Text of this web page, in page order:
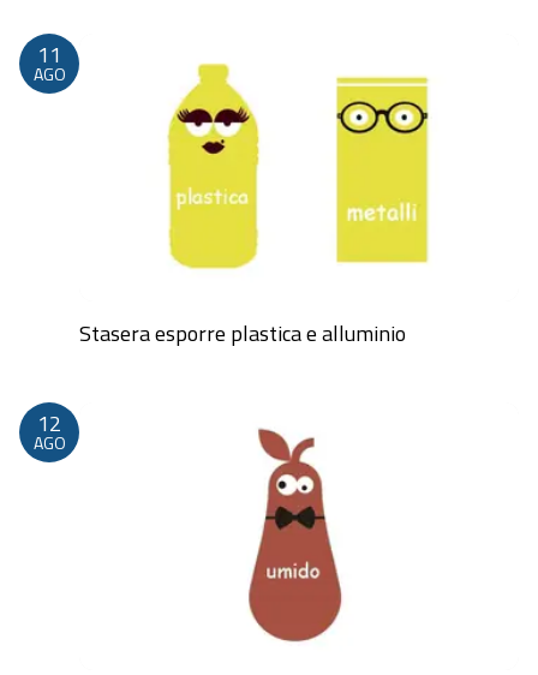
11
AGO
Stasera esporre plastica e alluminio
12
AGO